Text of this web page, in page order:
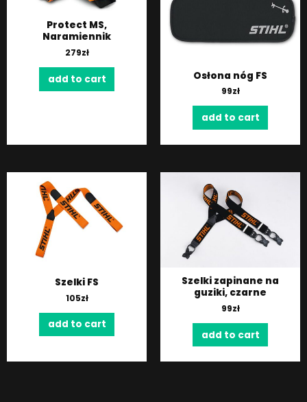
Protect MS,
Naramiennik
279zł
add to cart Osłona nóg FS
99zł
add to cart
Szelki FS
105zł
add to cart
Szelki zapinane na
guziki, czarne
99zł
add to cart